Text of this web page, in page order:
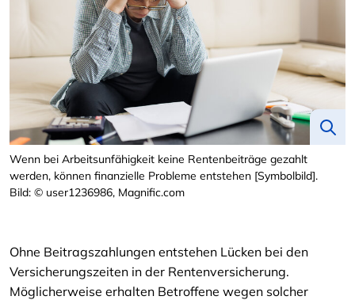
Wenn bei Arbeitsunfähigkeit keine Rentenbeiträge gezahlt
werden, können finanzielle Probleme entstehen [Symbolbild].
Bild: © user1236986, Magnific.com
Ohne Beitragszahlungen entstehen Lücken bei den
Versicherungszeiten in der Rentenversicherung.
Möglicherweise erhalten Betroffene wegen solcher